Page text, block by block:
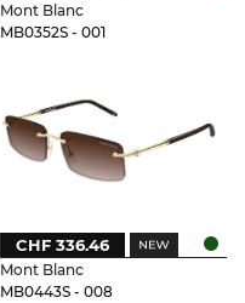
Mont Blanc
MB0352S - 001
Mont Blanc
MB0443S - 008
CHF 336.46